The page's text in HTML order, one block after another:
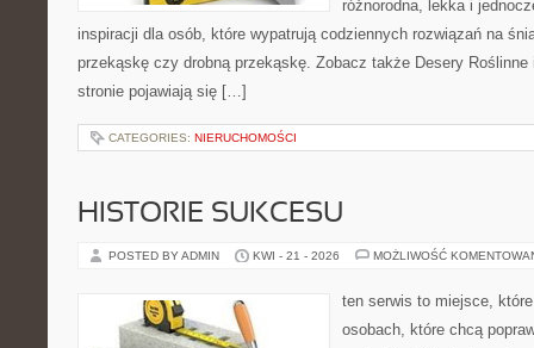
różnorodna, lekka i
inspiracji dla osób, które wypatrują codziennych rozwiązań na
przekąskę czy drobną przekąskę. Zobacz także Desery
stronie pojawiają się […]
CATEGORIES: NIERUCHOMOŚCI
HISTORIE SUKCESU
POSTED BY ADMIN KWI - 21 - 2026 MOŻLIWOŚĆ
ten serwis to miejsce,
osobach, które chcą